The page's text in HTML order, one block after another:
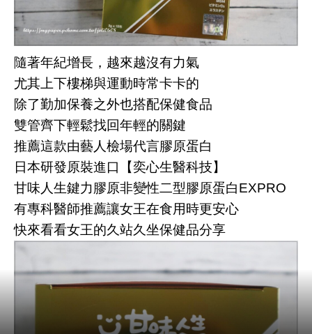
隨著年紀增長，越來越沒有力氣
尤其上下樓梯與運動時常卡卡的
除了勤加保養之外也搭配保健食品
雙管齊下輕鬆找回年輕的關鍵
推薦這款由藝人檢場代言膠原蛋白
日本研發原裝進口【奕心生醫科技】
甘味人生鍵力膠原非變性二型膠原蛋白EXPRO
有專科醫師推薦讓女王在食用時更安心
快來看看女王的久站久坐保健品分享